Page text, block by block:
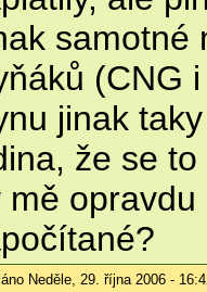
samotné
(CNG
jinak
že se
mě
Neděle, 29. října 2006 -